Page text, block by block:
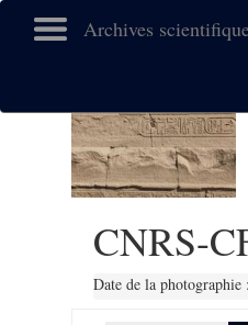
Archives
CNRS-
Date de la photographie :